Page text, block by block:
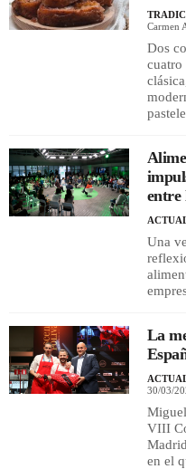
Carmen
Dos
cuatro
entre
Una
La
30/03/
VIII
en el